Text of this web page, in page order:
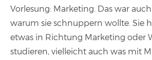
Vorlesung: Marketing. Das war
warum sie schnuppern wollte. Sie
etwas in Richtung Marketing oder
studieren, vielleicht auch was mit